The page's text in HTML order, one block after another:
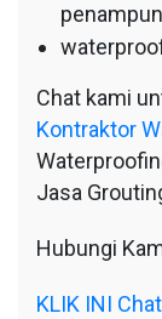
Chat kami
Kontraktor
Jasa
Hubungi
KLIK INI